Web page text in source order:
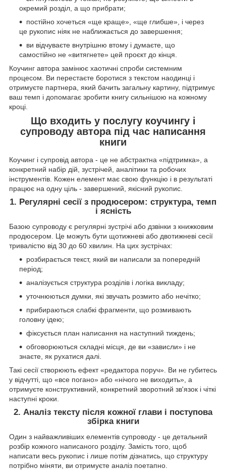
окремий розділ, а що прибрати;
постійно хочеться «ще краще», «ще глибше», і через
це рукопис ніяк не наближається до завершення;
ви відчуваєте внутрішню втому і думаєте, що
самостійно не «витягнете» цей проєкт до кінця.
Коучинг автора замінює хаотичні спроби системним
процесом. Ви перестаєте боротися з текстом наодинці і
отримуєте партнера, який бачить загальну картину, підтримує
ваш темп і допомагає зробити книгу сильнішою на кожному
кроці.
Що входить у послугу коучингу і
супроводу автора під час написання
книги
Коучинг і супровід автора - це не абстрактна «підтримка», а
конкретний набір дій, зустрічей, аналітики та робочих
інструментів. Кожен елемент має свою функцію і в результаті
працює на одну ціль - завершений, якісний рукопис.
1. Регулярні сесії з продюсером: структура, темп
і ясність
Базою супроводу є регулярні зустрічі або дзвінки з книжковим
продюсером. Це можуть бути щотижневі або двотижневі сесії
тривалістю від 30 до 60 хвилин. На цих зустрічах:
розбирається текст, який ви написали за попередній
період;
аналізується структура розділів і логіка викладу;
уточнюються думки, які звучать розмито або нечітко;
прибираються слабкі фрагменти, що розмивають
головну ідею;
фіксується план написання на наступний тиждень;
обговорюються складні місця, де ви «зависли» і не
знаєте, як рухатися далі.
Такі сесії створюють ефект «редактора поруч». Ви не губитесь
у відчутті, що «все погано» або «нічого не виходить», а
отримуєте конструктивний, конкретний зворотний зв'язок і чіткі
наступні кроки.
2. Аналіз тексту після кожної глави і поступова
збірка книги
Один з найважливіших елементів супроводу - це детальний
розбір кожного написаного розділу. Замість того, щоб
написати весь рукопис і лише потім дізнатись, що структуру
потрібно міняти, ви отримуєте аналіз поетапно.